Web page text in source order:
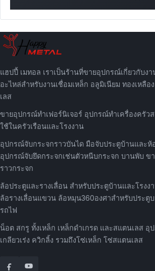
แฮปปี้ เมทอล เราเป็นร้านที่ขายอุปกรณ์เกี่ยวกับง
อะไหล่สำหรับงานเชื่อมเหล็ก อลูมิเนียม ทองเหลื
เลส
ขายอุปกรณ์ทำเฟอร์นิเจอร์ อุปกรณ์ทำเครื่องครัว
ใช้ในครัวเรือนและโรงงาน
อุปกรณ์จับกระจกราวบันได มือจับประตูบ้านและห้
อุปกรณ์จับยึดกระจกเช่นตัวหนีบกระจก บานพับ ขา
ราวกระจก
ล้อประตูและรางเลื่อน สำหรับประตูบ้านและโรงง
ล้อรางเลื่อนแขวน ล้อหมุน360องศาสำหรับประตู
รถไฟ
น็อต สกรู ทั้งเหล็ก เหล็กดำเกรด และสแตนเลส
เกลียวเร่ง ควิกลิ้ง รวมถึงโซ่เหล็ก โซ่สแตนเลส